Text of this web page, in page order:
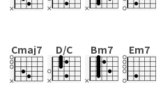
Cmaj7 D/C Bm7 Em7